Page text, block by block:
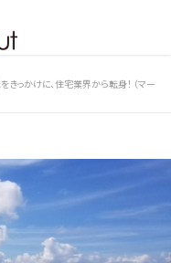
っかけに、住宅業界から転身！ （マー